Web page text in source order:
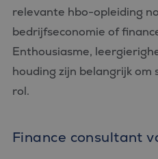
relevante hbo-opleiding
bedrijfseconomie of
Enthousiasme,
houding zijn belangrijk om
rol.
Finance consultant